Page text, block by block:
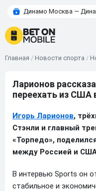
Динамо Москва —
Главная / Новости спорта /
Ларионов
переехать из США
Игорь Ларионов,
Стэнли и главный
«Торпедо»,
между Россией и
В интервью Sports он
стабильное и